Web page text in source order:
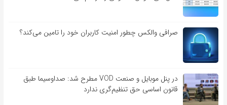
صرافی والکس چطور امنیت کاربران خود را تامین می‌کند؟
در پنل موبایل و صنعت VOD مطرح شد: صداوسیما طبق
قانون اساسی حق تنظیم‌گری ندارد